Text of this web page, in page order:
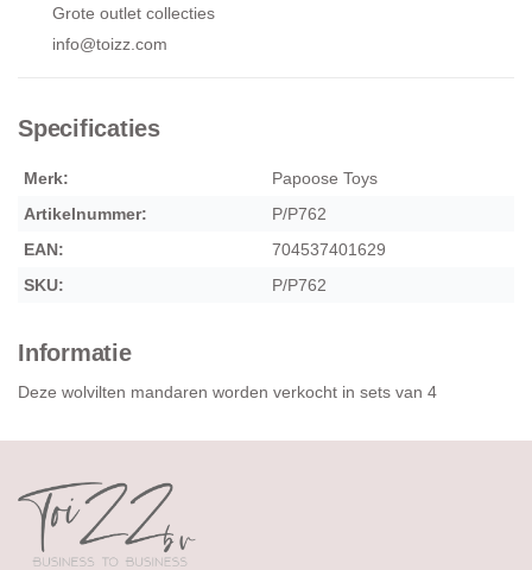
Grote outlet collecties
info@toizz.com
Specificaties
Merk:
Papoose Toys
Artikelnummer:
P/P762
EAN:
704537401629
SKU:
P/P762
Informatie
Deze wolvilten mandaren worden verkocht in sets van 4